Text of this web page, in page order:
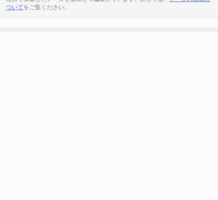
ついてをご覧ください。